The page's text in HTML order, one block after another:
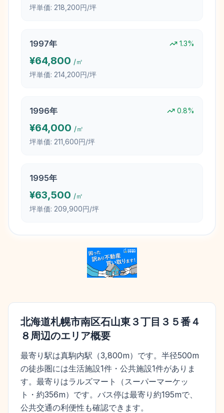
坪単価: 218,200円/坪
1997年 1.3%
¥64,800 /㎡
坪単価: 214,200円/坪
1996年 0.8%
¥64,000 /㎡
坪単価: 211,600円/坪
1995年
¥63,500 /㎡
坪単価: 209,900円/坪
北海道札幌市南区石山東３丁目３５番４
８ 周辺のエリア概要
最寄り駅は真駒内駅（3,800m）です。半径500m
の徒歩圏には生活施設1件・公共施設1件がありま
す。最寄りはラルズマート（スーパーマーケッ
ト・約356m）です。バス停は最寄り約195mで、
公共交通の利便性も確認できます。